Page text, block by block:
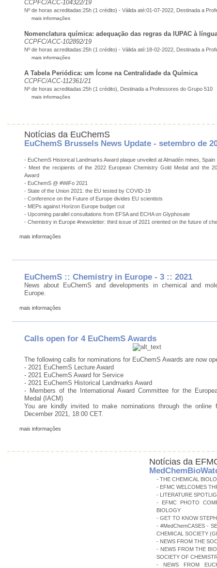
CCPFC/ACC-104322/19
Nº de horas acreditadas:25h (1 crédito) - Válida até:01-07-2022, Destinada a
mais informações
Nomenclatura química: adequação das regras da IUPAC à
CCPFC/ACC-102892/19
Nº de horas acreditadas:25h (1 crédito) - Válida até:18-02-2022, Destinada a
mais informações
A Tabela Periódica: um Ícone na Centralidade da Química
CCPFC/ACC-112361/21
Nº de horas acreditadas:25h (1 crédito), Destinada a Professores do Grupo 510
mais informações
Notícias da EuChemS
EuChemS Brussels News Update - setembro de
- EuChemS Historical Landmarks Award plaque unveiled at Almadén mines, Spain
- Meet the recipients of the 2022 European Chemistry Gold Medal and the
Award
- EuChemS @ #WiFo 2021
- State of the Union 2021: the EU tested by COVID-19
- Conference on the Future of Europe divides EU scientists
- MEPs against Horizon Europe budget cut
- Upcoming parallel consultations from EFSA and ECHA on Glyphosate
- Chemistry in Europe #newsletter: third issue of 2021 oriented on the future of
mais informações
EuChemS :: Chemistry in Europe - 3 :: 2021
News about EuChemS and developments in chemical and
Europe.
mais informações
Calls open for 4 EuChemS Awards
The following calls for nominations for EuChemS Awards are now
- 2021 EuChemS Lecture Award
- 2021 EuChemS Award for Service
- 2021 EuChemS Historical Landmarks Award
- Members of the International Award Committee for the
Medal (IACM)
You are kindly invited to make nominations through the online
December 2021, 18:00 CET.
mais informações
Notícias da
- THE CHEMICAL
- EFMC WELCOMES
- LITERATURE
- EFMC PHOTO
BIOLOGY
- GET TO KNOW
- #MedChemCASES -
CHEMICAL SOCIETY
- NEWS FROM THE
- NEWS FROM THE
SOCIETY OF
- NEWS FROM